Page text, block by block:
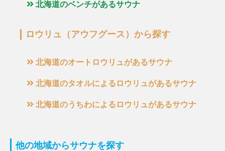
北海道のベンチがあるサウナ
ロウリュ（アウフグース）から探す
北海道のオートロウリュがあるサウナ
北海道のタオルによるロウリュがあるサウナ
北海道のうちわによるロウリュがあるサウナ
他の地域からサウナを探す